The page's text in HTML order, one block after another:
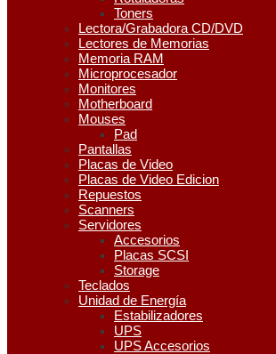
Toners
Lectora/Grabadora CD/DVD
Lectores de Memorias
Memoria RAM
Microprocesador
Monitores
Motherboard
Mouses
Pad
Pantallas
Placas de Video
Placas de Video Edicion
Repuestos
Scanners
Servidores
Accesorios
Placas SCSI
Storage
Teclados
Unidad de Energía
Estabilizadores
UPS
UPS Accesorios